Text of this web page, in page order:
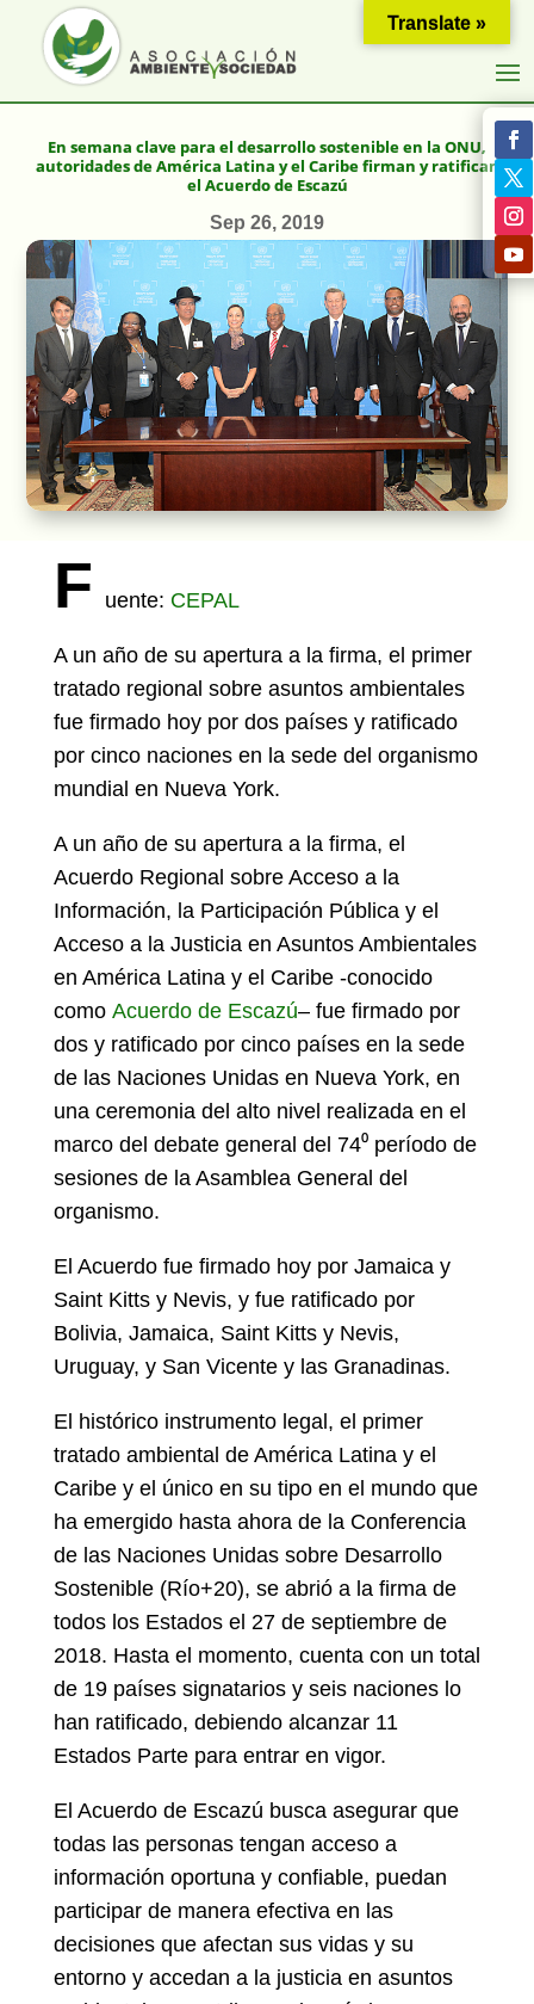
En semana clave para el desarrollo sostenible en la ONU,
autoridades de América Latina y el Caribe firman y ratifican
el Acuerdo de Escazú
Sep 26, 2019
F uente: CEPAL
A un año de su apertura a la firma, el primer
tratado regional sobre asuntos ambientales
fue firmado hoy por dos países y ratificado
por cinco naciones en la sede del organismo
mundial en Nueva York.
A un año de su apertura a la firma, el
Acuerdo Regional sobre Acceso a la
Información, la Participación Pública y el
Acceso a la Justicia en Asuntos Ambientales
en América Latina y el Caribe -conocido
como Acuerdo de Escazú– fue firmado por
dos y ratificado por cinco países en la sede
de las Naciones Unidas en Nueva York, en
una ceremonia del alto nivel realizada en el
marco del debate general del 74⁰ período de
sesiones de la Asamblea General del
organismo.
El Acuerdo fue firmado hoy por Jamaica y
Saint Kitts y Nevis, y fue ratificado por
Bolivia, Jamaica, Saint Kitts y Nevis,
Uruguay, y San Vicente y las Granadinas.
El histórico instrumento legal, el primer
tratado ambiental de América Latina y el
Caribe y el único en su tipo en el mundo que
ha emergido hasta ahora de la Conferencia
de las Naciones Unidas sobre Desarrollo
Sostenible (Río+20), se abrió a la firma de
todos los Estados el 27 de septiembre de
2018. Hasta el momento, cuenta con un total
de 19 países signatarios y seis naciones lo
han ratificado, debiendo alcanzar 11
Estados Parte para entrar en vigor.
El Acuerdo de Escazú busca asegurar que
todas las personas tengan acceso a
información oportuna y confiable, puedan
participar de manera efectiva en las
decisiones que afectan sus vidas y su
entorno y accedan a la justicia en asuntos
Translate »